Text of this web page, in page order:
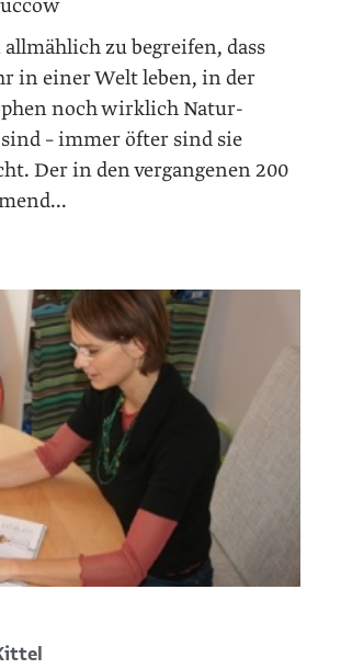
zu begreifen, dass
in einer Welt leben, in der
noch wirklich Natur-
– immer ­öfter sind sie
Der in den vergangenen 200